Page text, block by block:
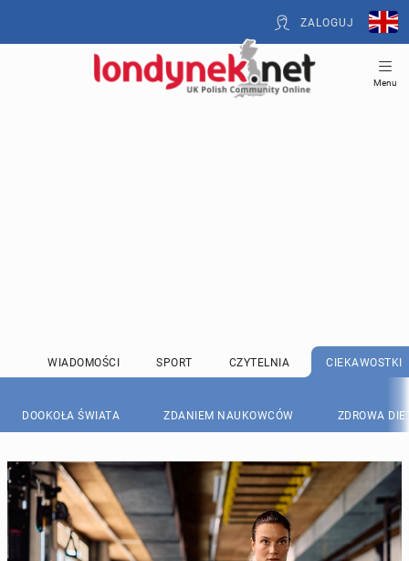
ZALOGUJ
Menu
WIADOMOŚCI SPORT CZYTELNIA CIEKAWOSTKI
DOOKOŁA ŚWIATA ZDANIEM NAUKOWCÓW ZDROWA